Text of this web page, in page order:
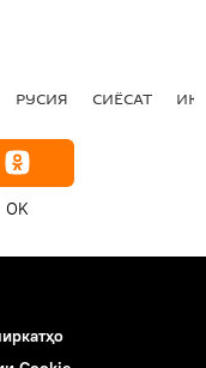
РУСИЯ СИЁСАТ
OK